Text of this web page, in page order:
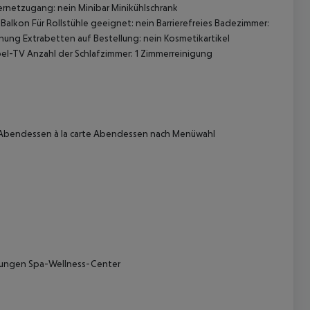
nein Minibar Minikühlschrank
Für Rollstühle geeignet: nein Barrierefreies Badezimmer:
Extrabetten auf Bestellung: nein Kosmetikartikel
TV Anzahl der Schlafzimmer: 1 Zimmerreinigung
à la carte Abendessen nach Menüwahl
Spa-Wellness-Center